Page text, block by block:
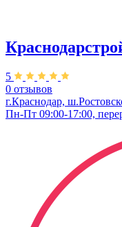
5
0 отзывов
г.Краснодар,
Пн-Пт 09:00-17:00,